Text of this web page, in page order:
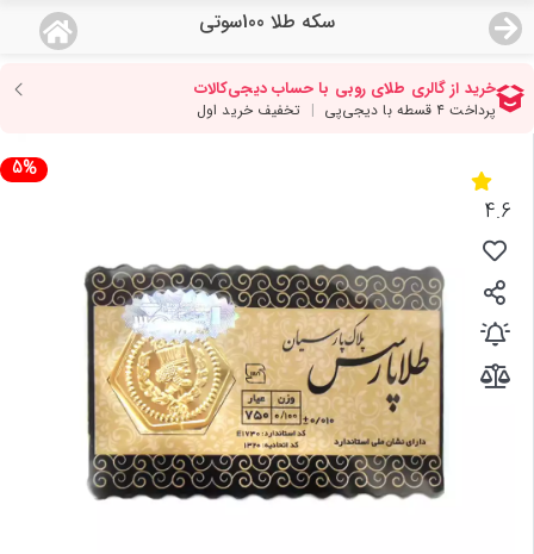
سکه طلا 100سوتیمنو
صفحه اصلی
دسته بندی محصولات
نمایندگی ها
مجله روبی
درباره ما
اعطای نمایندگی
تماس با ما
5%
4.6